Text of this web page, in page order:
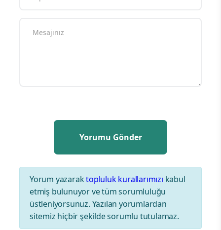
Yorum yazaraktopluluk kurallarımızı kabul
etmiş bulunuyor ve tüm sorumluluğu
üstleniyorsunuz. Yazılan yorumlardan
sitemiz hiçbir şekilde sorumlu tutulamaz.